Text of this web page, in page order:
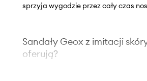
sprzyja wygodzie przez cały czas
Sandały Geox z imitacji
oferują?